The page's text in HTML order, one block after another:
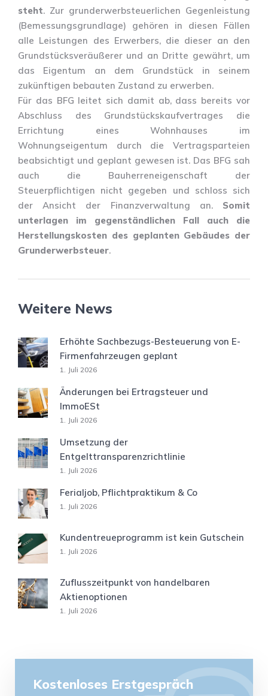
steht. Zur grunderwerbsteuerlichen Gegenleistung
(Bemessungsgrundlage) gehören in diesen Fällen
alle Leistungen des Erwerbers, die dieser an den
Grundstücksveräußerer und an Dritte gewährt, um
das Eigentum an dem Grundstück in seinem
zukünftigen bebauten Zustand zu erwerben.
Für das BFG leitet sich damit ab, dass bereits vor
Abschluss des Grundstückskaufvertrages die
Errichtung eines Wohnhauses im
Wohnungseigentum durch die Vertragsparteien
beabsichtigt und geplant gewesen ist. Das BFG sah
auch die Bauherreneigenschaft der
Steuerpflichtigen nicht gegeben und schloss sich
der Ansicht der Finanzverwaltung an. Somit
unterlagen im gegenständlichen Fall auch die
Herstellungskosten des geplanten Gebäudes der
Grunderwerbsteuer.
Weitere News
Erhöhte Sachbezugs-Besteuerung von E-
Firmenfahrzeugen geplant
1. Juli 2026
Änderungen bei Ertragsteuer und
ImmoESt
1. Juli 2026
Umsetzung der
Entgelttransparenzrichtlinie
1. Juli 2026
Ferialjob, Pflichtpraktikum & Co
1. Juli 2026
Kundentreueprogramm ist kein Gutschein
1. Juli 2026
Zuflusszeitpunkt von handelbaren
Aktienoptionen
1. Juli 2026
Kostenloses Erstgespräch